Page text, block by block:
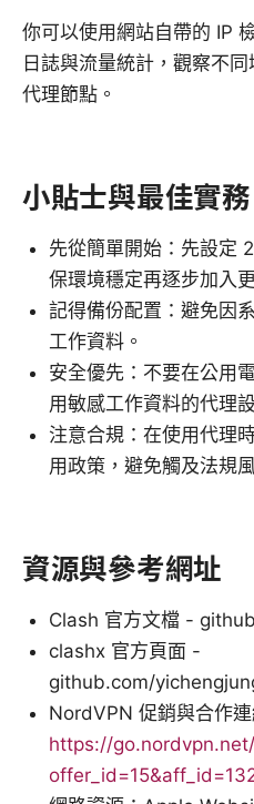
你可以使用網站自帶的 IP
日誌與流量統計，觀察不
代理節點。
小貼士與最佳實務
先從簡單開始：先設定
保環境穩定再逐步加入
記得備份配置：避免因
工作資料。
安全優先：不要在公用
用敏感工作資料的代理
注意合規：在使用代理
用政策，避免觸及法規
資源與參考網址
Clash 官方文檔 -
clashx 官方頁面 -
github.com/
NordVPN 促銷與合作
https://